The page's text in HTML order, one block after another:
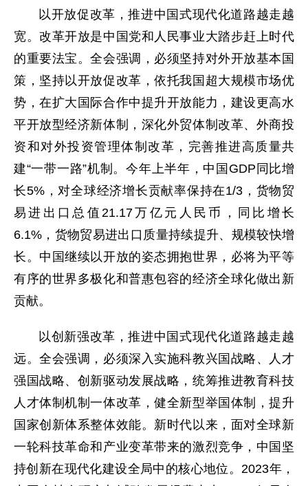
以开放促改革，推进中国式现代化道路越走越
宽。改革开放是中国党和人民事业大踏步赶上时代
的重要法宝。全会强调，必须坚持对外开放基本国
策，坚持以开放促改革，依托我国超大规模市场优
势，在扩大国际合作中提升开放能力，建设更高水
平开放型经济新体制，深化外贸体制改革、外商投
资和对外投资管理体制改革，完善推进高质量共
建“一带一路”机制。今年上半年，中国GDP同比增
长5%，对全球经济增长贡献率保持在1/3，货物贸
易进出口总值21.17万亿元人民币，同比增长
6.1%，货物贸易进出口质量持续提升、规模较快增
长。中国继续以开放的姿态拥抱世界，必将为平等
有序的世界多极化和普惠包容的经济全球化做出新
贡献。
以创新强改革，推进中国式现代化道路越走越
远。全会强调，必须深入实施科教兴国战略、人才
强国战略、创新驱动发展战略，统筹推进教育科技
人才体制机制一体改革，健全新型举国体制，提升
国家创新体系整体效能。新时代以来，面对全球新
一轮科技革命和产业变革带来的激烈竞争，中国坚
持创新在现代化建设全局中的核心地位。2023年，